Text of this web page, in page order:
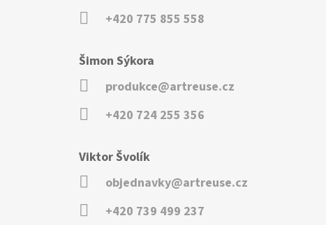
+420 775 855 558
Šimon Sýkora
produkce@artreuse.cz
+420 724 255 356
Viktor Švolík
objednavky@artreuse.cz
+420 739 499 237